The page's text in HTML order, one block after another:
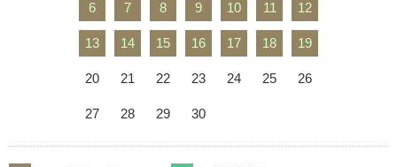
6 7 8 9 10 11 12
13 14 15 16 17 18 19
20 21 22 23 24 25 26
27 28 29 30